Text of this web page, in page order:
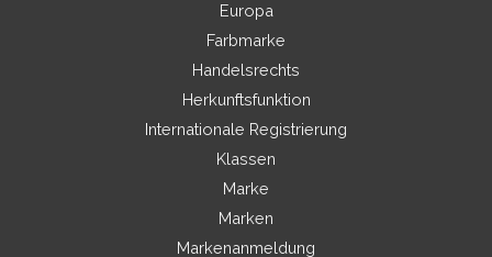
Europa
Farbmarke
Handelsrechts
Herkunftsfunktion
Internationale Registrierung
Klassen
Marke
Marken
Markenanmeldung